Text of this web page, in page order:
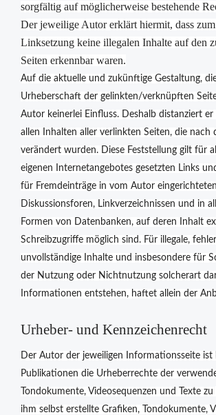
sorgfältig auf möglicherweise bestehende
Der jeweilige Autor erklärt hiermit, dass
Linksetzung keine illegalen Inhalte auf den
Seiten erkennbar waren.
Auf die aktuelle und zukünftige Gestaltung,
Urheberschaft der gelinkten/verknüpften
Autor keinerlei Einfluss. Deshalb distanziert
allen Inhalten aller verlinkten Seiten, die nach
verändert wurden. Diese Feststellung gilt für
eigenen Internetangebotes gesetzten Links
für Fremdeinträge in vom Autor eingerichteten
Diskussionsforen, Linkverzeichnissen und in
Formen von Datenbanken, auf deren Inhalt
Schreibzugriffe möglich sind. Für illegale,
unvollständige Inhalte und insbesondere für
der Nutzung oder Nichtnutzung solcherart
Informationen entstehen, haftet allein der
Urheber- und Kennzeichenrecht
Der Autor der jeweiligen Informationsseite ist
Publikationen die Urheberrechte der
Tondokumente, Videosequenzen und Texte
ihm selbst erstellte Grafiken, Tondokumente,